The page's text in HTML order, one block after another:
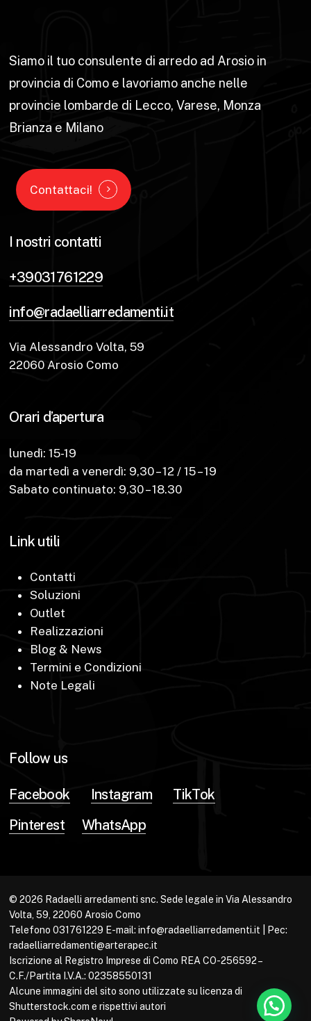
Siamo il tuo consulente di arredo ad Arosio in
provincia di Como e lavoriamo anche nelle
provincie lombarde di Lecco, Varese, Monza
Brianza e Milano
Contattaci!
I nostri contatti
+39031761229
info@radaelliarredamenti.it
Via Alessandro Volta, 59
22060 Arosio Como
Orari d’apertura
lunedì: 15-19
da martedì a venerdì: 9,30 – 12 / 15 – 19
Sabato continuato: 9,30 – 18.30
Link utili
Contatti
Soluzioni
Outlet
Realizzazioni
Blog & News
Termini e Condizioni
Note Legali
Follow us
Facebook Instagram
TikTok
Pinterest
WhatsApp
© 2026 Radaelli arredamenti snc. Sede legale in Via Alessandro
Volta, 59, 22060 Arosio Como
Telefono 031761229 E-mail: info@radaelliarredamenti.it | Pec:
radaelliarredamenti@arterapec.it
Iscrizione al Registro Imprese di Como REA CO-256592 –
C.F./Partita I.V.A.: 02358550131
Alcune immagini del sito sono utilizzate su licenza di
Shutterstock.com e rispettivi autori